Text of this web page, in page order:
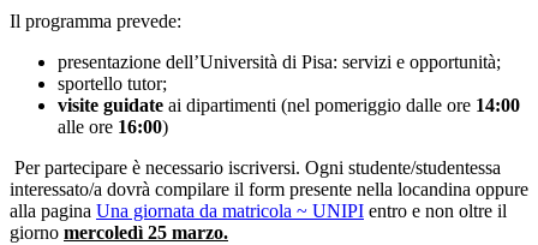
Il programma prevede:
presentazione dell’Università di Pisa: servizi e opportunità;
sportello tutor;
visite guidate ai dipartimenti (nel pomeriggio dalle ore 14:00
alle ore 16:00)
Per partecipare è necessario iscriversi. Ogni studente/studentessa
interessato/a dovrà compilare il form presente nella locandina oppure
alla pagina Una giornata da matricola ~ UNIPI entro e non oltre il
giorno mercoledì 25 marzo.